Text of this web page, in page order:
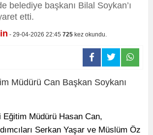
belediye başkanı Bilal Soykan’ı
etti.
- 29-04-2026 22:45 725 kez okundu.
Eğitim Müdürü Hasan Can,
Serkan Yaşar ve Müslüm Öz